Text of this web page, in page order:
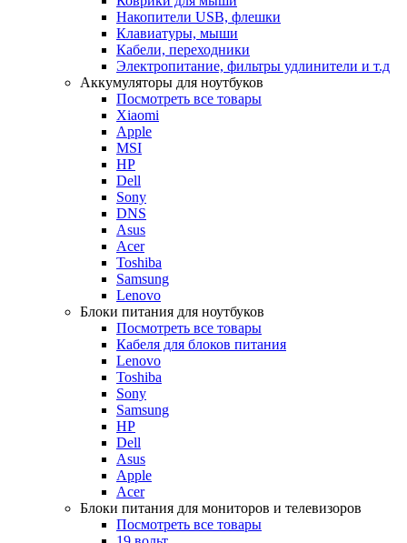
Накопители USB, флешки
Клавиатуры, мыши
Кабели, переходники
Электропитание, фильтры удлинители и т.д
Аккумуляторы для ноутбуков
Посмотреть все товары
Xiaomi
Apple
MSI
HP
Dell
Sony
DNS
Asus
Acer
Toshiba
Samsung
Lenovo
Блоки питания для ноутбуков
Посмотреть все товары
Кабеля для блоков питания
Lenovo
Toshiba
Sony
Samsung
HP
Dell
Asus
Apple
Acer
Блоки питания для мониторов и телевизоров
Посмотреть все товары